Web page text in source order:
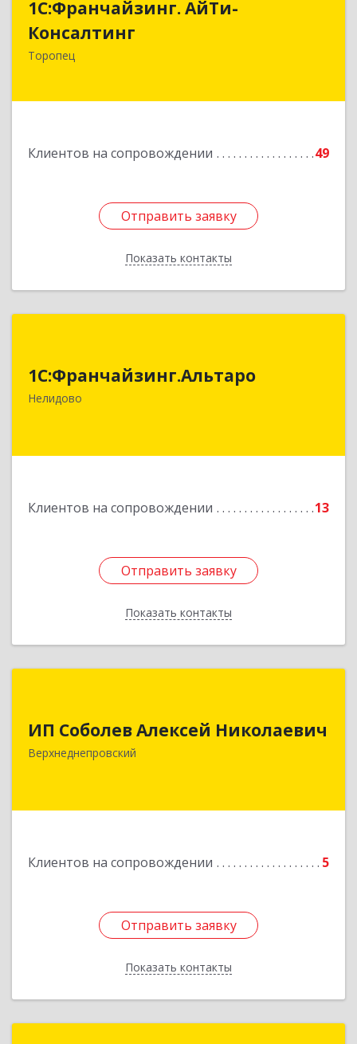
1С:Франчайзинг. АйТи-
Консалтинг
Торопец
Клиентов на сопровождении 49
Отправить заявку
Показать контакты
Консалтинг
Подробнее
Отправить заявку
Назад
1С:Франчайзинг.Альтаро
Нелидово
Клиентов на сопровождении 13
Отправить заявку
Показать контакты
172527, Тверская обл, Нелидово г, Матросова
Отправить заявку
Назад
ИП Соболев Алексей Николаевич
Верхнеднепровский
Клиентов на сопровождении 5
Отправить заявку
Показать контакты
Отправить заявку
Назад